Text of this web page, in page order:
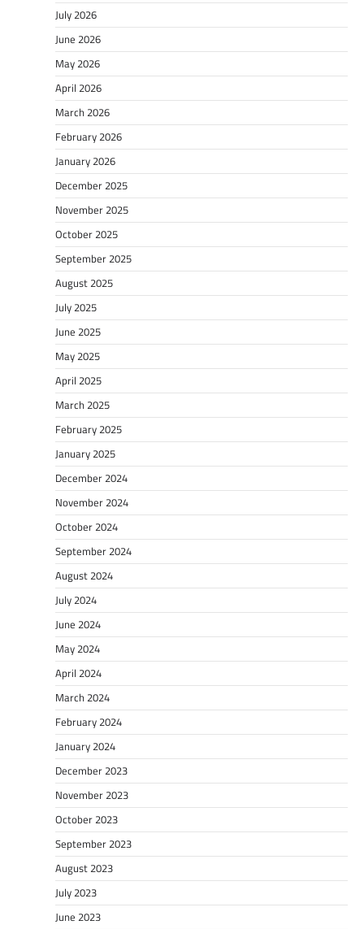
July 2026
June 2026
May 2026
April 2026
March 2026
February 2026
January 2026
December 2025
November 2025
October 2025
September 2025
August 2025
July 2025
June 2025
May 2025
April 2025
March 2025
February 2025
January 2025
December 2024
November 2024
October 2024
September 2024
August 2024
July 2024
June 2024
May 2024
April 2024
March 2024
February 2024
January 2024
December 2023
November 2023
October 2023
September 2023
August 2023
July 2023
June 2023